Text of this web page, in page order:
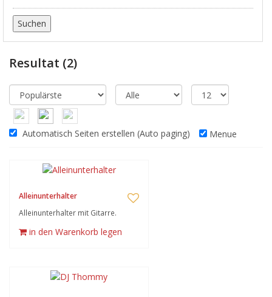
Resultat (2)
Automatisch Seiten erstellen (Auto paging) Menue
Alleinunterhalter
Alleinunterhalter mit Gitarre.
in den Warenkorb legen